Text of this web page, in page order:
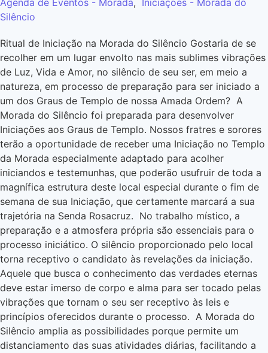
Agenda de Eventos - Morada, Iniciações - Morada do
Silêncio
Ritual de Iniciação na Morada do Silêncio Gostaria de se
recolher em um lugar envolto nas mais sublimes vibrações
de Luz, Vida e Amor, no silêncio de seu ser, em meio a
natureza, em processo de preparação para ser iniciado a
um dos Graus de Templo de nossa Amada Ordem? A
Morada do Silêncio foi preparada para desenvolver
Iniciações aos Graus de Templo. Nossos fratres e sorores
terão a oportunidade de receber uma Iniciação no Templo
da Morada especialmente adaptado para acolher
iniciandos e testemunhas, que poderão usufruir de toda a
magnífica estrutura deste local especial durante o fim de
semana de sua Iniciação, que certamente marcará a sua
trajetória na Senda Rosacruz. No trabalho místico, a
preparação e a atmosfera própria são essenciais para o
processo iniciático. O silêncio proporcionado pelo local
torna receptivo o candidato às revelações da iniciação.
Aquele que busca o conhecimento das verdades eternas
deve estar imerso de corpo e alma para ser tocado pelas
vibrações que tornam o seu ser receptivo às leis e
princípios oferecidos durante o processo. A Morada do
Silêncio amplia as possibilidades porque permite um
distanciamento das suas atividades diárias, facilitando a